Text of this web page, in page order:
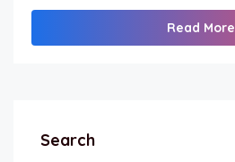
Read More
Search